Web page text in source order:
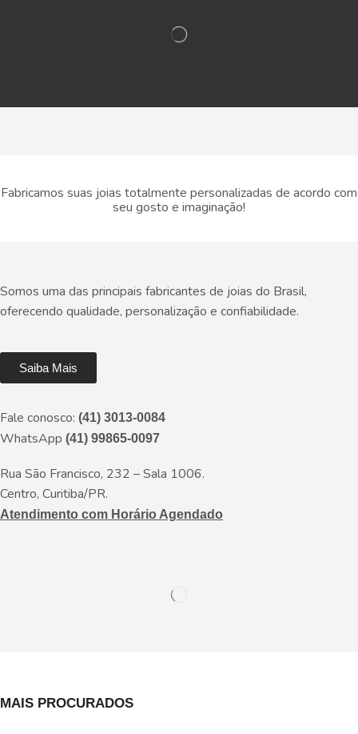
Fabricamos suas joias totalmente personalizadas de acordo com
seu gosto e imaginação!
Somos uma das principais fabricantes de joias do Brasil,
oferecendo qualidade, personalização e confiabilidade.
Saiba Mais
Fale conosco: (41) 3013-0084
WhatsApp (41) 99865-0097
Rua São Francisco, 232 – Sala 1006.
Centro, Curitiba/PR.
Atendimento com Horário Agendado
MAIS PROCURADOS